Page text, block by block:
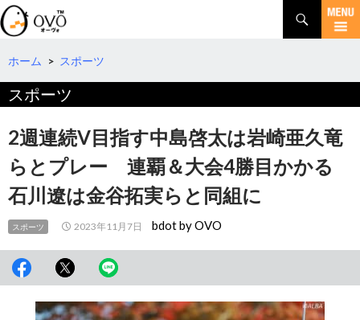
検
索
コ
テ
へ
動
ホーム > スポーツ
スポーツ
2週連続V目指す中島啓太は岩崎亜久竜
らとプレー 連覇＆大会4勝目かかる
石川遼は金谷拓実らと同組に
スポーツ 2023年11月7日 bdot by OVO